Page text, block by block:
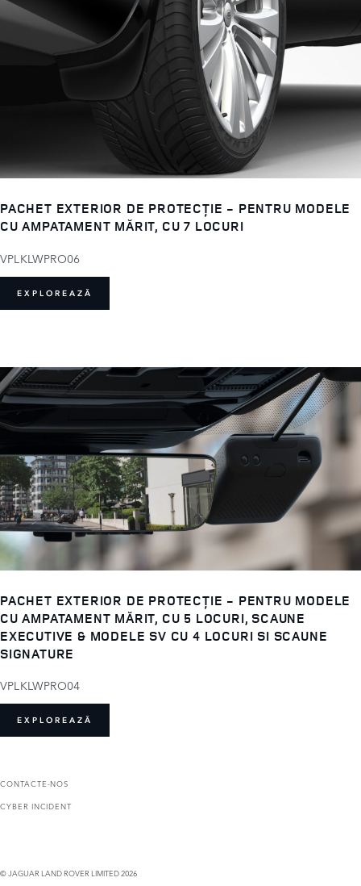
PACHET EXTERIOR DE PROTECȚIE - PENTRU MODELE
CU AMPATAMENT MĂRIT, CU 7 LOCURI
VPLKLWPRO06
EXPLOREAZĂ
PACHET EXTERIOR DE PROTECȚIE - PENTRU MODELE
CU AMPATAMENT MĂRIT, CU 5 LOCURI, SCAUNE
EXECUTIVE & MODELE SV CU 4 LOCURI SI SCAUNE
SIGNATURE
VPLKLWPRO04
EXPLOREAZĂ
CONTACTE-NOS
CYBER INCIDENT
© JAGUAR LAND ROVER LIMITED 2026